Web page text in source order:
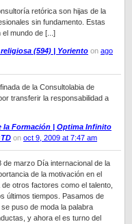
retórica son hijas de la
sin fundamento. Estas
mundo de [...]
(594) | Yoriento on ago
de la Consultolabia de
transferir la responsabilidad a
la Formación | Optima Infinito
on oct 9, 2009 at 7:47 am
marzo Día internacional de la
de la motivación en el
otros factores como el talento,
últimos tiempos. Pasamos de
puso de moda la palabra
y ahora el es turno del